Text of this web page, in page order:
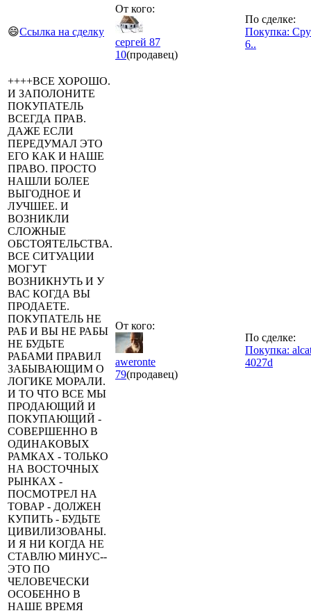
😄Ссылка на сделку
От кого:
сергей 87
10(продавец)
По сделке:
Покупка:
6..
++++ВСЕ ХОРОШО.
И ЗАПОЛОНИТЕ
ПОКУПАТЕЛЬ
ВСЕГДА ПРАВ.
ДАЖЕ ЕСЛИ
ПЕРЕДУМАЛ ЭТО
ЕГО КАК И НАШЕ
ПРАВО. ПРОСТО
НАШЛИ БОЛЕЕ
ВЫГОДНОЕ И
ЛУЧШЕЕ. И
ВОЗНИКЛИ
СЛОЖНЫЕ
ОБСТОЯТЕЛЬСТВА.
ВСЕ СИТУАЦИИ
МОГУТ
ВОЗНИКНУТЬ И У
ВАС КОГДА ВЫ
ПРОДАЕТЕ.
ПОКУПАТЕЛЬ НЕ
РАБ И ВЫ НЕ РАБЫ
НЕ БУДЬТЕ
РАБАМИ ПРАВИЛ
ЗАБЫВАЮЩИМ О
ЛОГИКЕ МОРАЛИ.
И ТО ЧТО ВСЕ МЫ
ПРОДАЮЩИЙ И
ПОКУПАЮЩИЙ -
СОВЕРШЕННО В
ОДИНАКОВЫХ
РАМКАХ - ТОЛЬКО
НА ВОСТОЧНЫХ
РЫНКАХ -
ПОСМОТРЕЛ НА
ТОВАР - ДОЛЖЕН
КУПИТЬ - БУДЬТЕ
ЦИВИЛИЗОВАНЫ.
И Я НИ КОГДА НЕ
СТАВЛЮ МИНУС--
ЭТО ПО
ЧЕЛОВЕЧЕСКИ
ОСОБЕННО В
НАШЕ ВРЕМЯ
От кого:
aweronte
79(продавец)
По сделке:
Покупка:
4027d